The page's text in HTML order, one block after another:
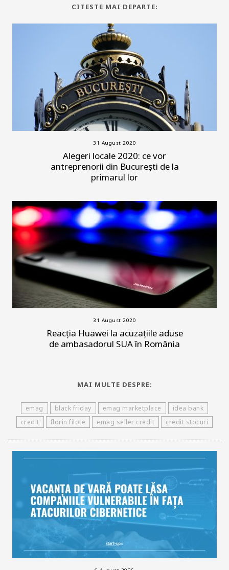
CITESTE MAI DEPARTE:
31 August 2020
Alegeri locale 2020: ce vor
antreprenorii din București de la
primarul lor
31 August 2020
Reacția Huawei la acuzațiile aduse
de ambasadorul SUA în România
MAI MULTE DESPRE:
emag black friday emag marketplace
idea bank
credit
florin filote emag seller credit credit stocuri